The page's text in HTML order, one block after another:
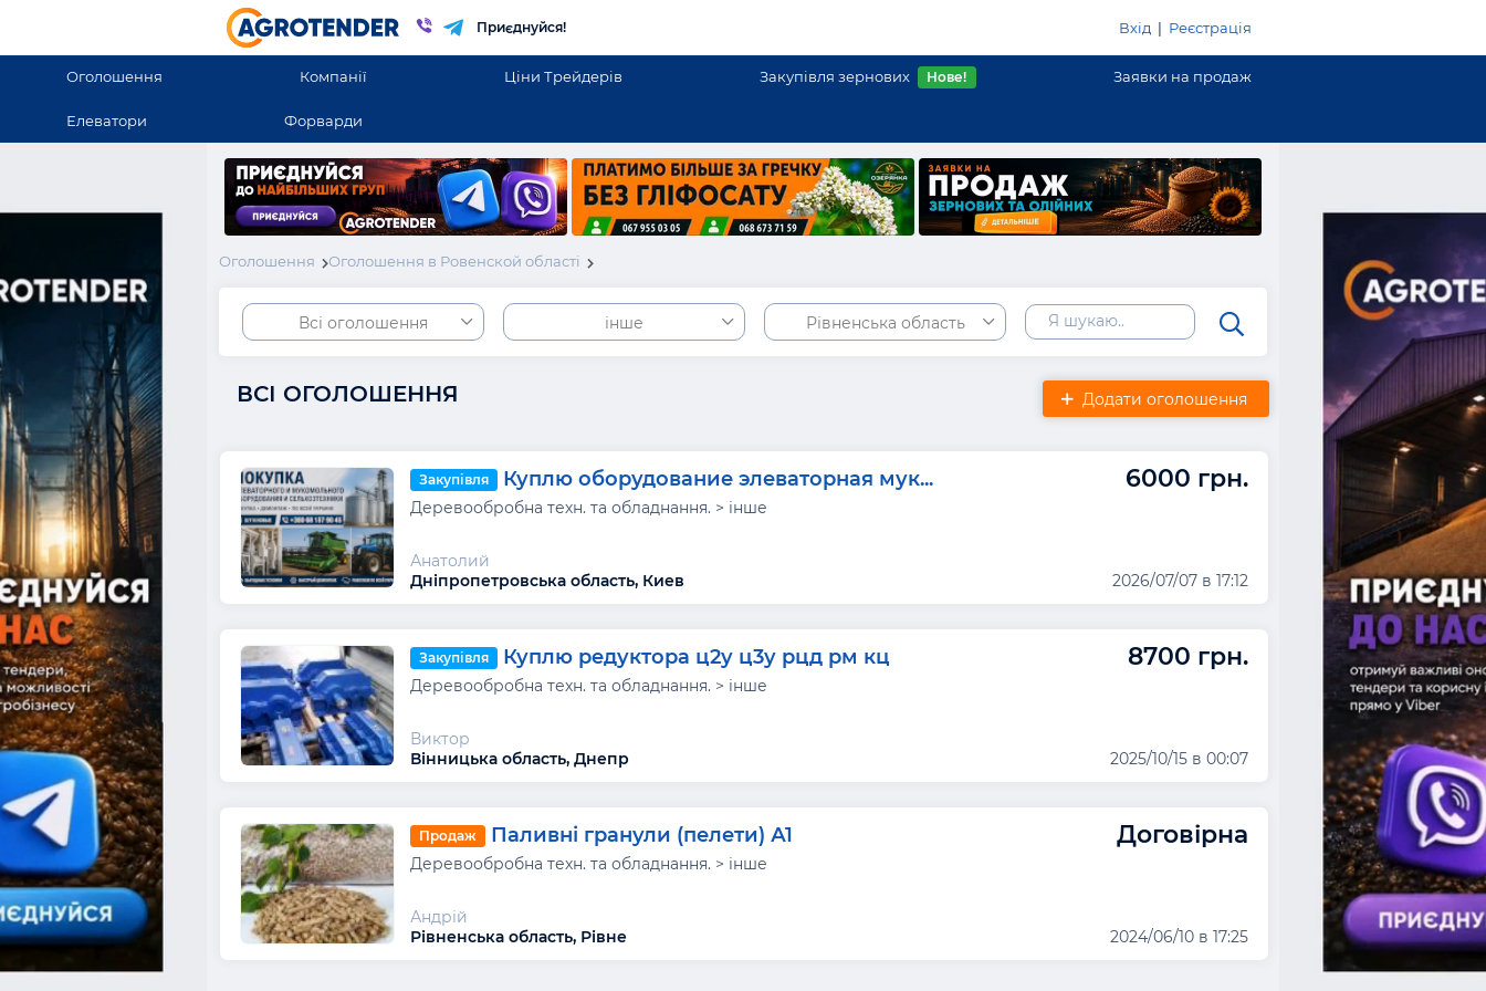
Приєднуйся! Вхід | Реєстрація
Оголошення Компанії Ціни Трейдерів Закупівля зернових Нове! Заявки на продаж
Елеватори Форварди
Оголошення Оголошення в Ровенской області
Всі оголошення інше Рівненська область
Додати оголошення
ВСІ ОГОЛОШЕННЯ
Закупівля Куплю оборудование элеваторная мук... 6000 грн.
Деревообробна техн. та обладнання. > інше
Анатолий
Дніпропетровська область, Киев
2026/07/07 в 17:12
Закупівля Куплю редуктора ц2у ц3у рцд рм кц 8700 грн.
Деревообробна техн. та обладнання. > інше
Виктор
Вінницька область, Днепр
2025/10/15 в 00:07
Продаж Паливні гранули (пелети) А1 Договірна
Деревообробна техн. та обладнання. > інше
Андрій
Рівненська область, Рівне
2024/06/10 в 17:25